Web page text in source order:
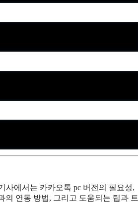
사에서는 카카오톡 pc 버전의 필요성,
의 연동 방법, 그리고 도움되는 팁과 트